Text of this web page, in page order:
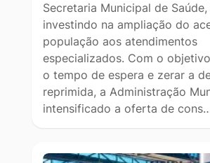
Secretaria Municipal de Saúde,
investindo na ampliação do
população aos atendimentos
especializados. Com o
o tempo de espera e zerar a
reprimida, a Administração
intensificado a oferta de